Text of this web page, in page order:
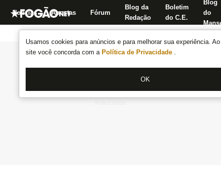
Usamos cookies para anúncios e para melhorar sua experiência.
site você concorda com a Política de Privacidade .
OK
Notícias Apostas Fórum
Blog da
Redação
Boletim
do C.E.
Blog
do